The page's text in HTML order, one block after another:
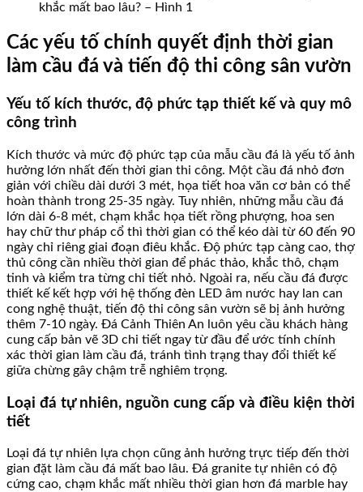
khắc mất bao lâu? – Hình 1
Các yếu tố chính quyết định thời gian
làm cầu đá và tiến độ thi công sân vườn
Yếu tố kích thước, độ phức tạp thiết kế và quy mô
công trình
Kích thước và mức độ phức tạp của mẫu cầu đá là yếu tố ảnh
hưởng lớn nhất đến thời gian thi công. Một cầu đá nhỏ đơn
giản với chiều dài dưới 3 mét, họa tiết hoa văn cơ bản có thể
hoàn thành trong 25-35 ngày. Tuy nhiên, những mẫu cầu đá
lớn dài 6-8 mét, chạm khắc họa tiết rồng phượng, hoa sen
hay chữ thư pháp cổ thì thời gian có thể kéo dài từ 60 đến 90
ngày chỉ riêng giai đoạn điêu khắc. Độ phức tạp càng cao, thợ
thủ công cần nhiều thời gian để phác thảo, khắc thô, chạm
tinh và kiểm tra từng chi tiết nhỏ. Ngoài ra, nếu cầu đá được
thiết kế kết hợp với hệ thống đèn LED âm nước hay lan can
cong nghệ thuật, tiến độ thi công sân vườn sẽ bị ảnh hưởng
thêm 7-10 ngày. Đá Cảnh Thiên An luôn yêu cầu khách hàng
cung cấp bản vẽ 3D chi tiết ngay từ đầu để ước tính chính
xác thời gian làm cầu đá, tránh tình trạng thay đổi thiết kế
giữa chừng gây chậm trễ nghiêm trọng.
Loại đá tự nhiên, nguồn cung cấp và điều kiện thời
tiết
Loại đá tự nhiên lựa chọn cũng ảnh hưởng trực tiếp đến thời
gian đặt làm cầu đá mất bao lâu. Đá granite tự nhiên có độ
cứng cao, chạm khắc mất nhiều thời gian hơn đá marble hay